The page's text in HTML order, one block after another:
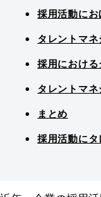
採用活動に
タレントマ
採用におけ
タレントマ
まとめ
採用活動にタ